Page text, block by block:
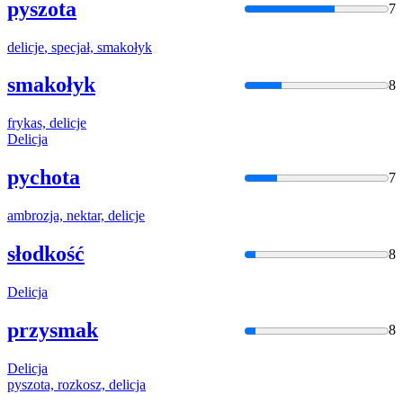
pyszota 7
delicje, specjał, smakołyk
smakołyk 8
frykas, delicje
Delicja
pychota 7
ambrozja, nektar, delicje
słodkość 8
Delicja
przysmak 8
Delicja
pyszota, rozkosz, delicja